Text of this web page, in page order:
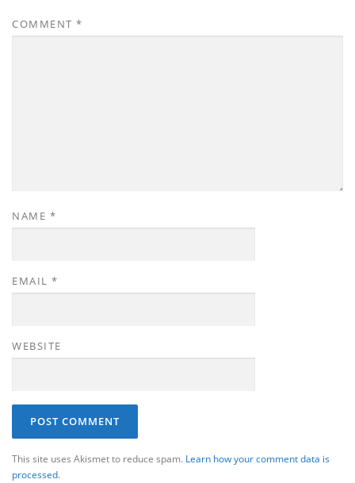
COMMENT *
NAME *
EMAIL *
WEBSITE
This site uses Akismet to reduce spam. Learn how your comment data is
processed.